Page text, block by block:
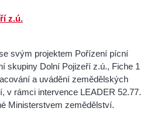
z.ú.
svým projektem Pořízení pícní
skupiny Dolní Pojizeří z.ú., Fiche 1
a uvádění zemědělských
v rámci intervence LEADER 52.77.
Ministerstvem zemědělství.